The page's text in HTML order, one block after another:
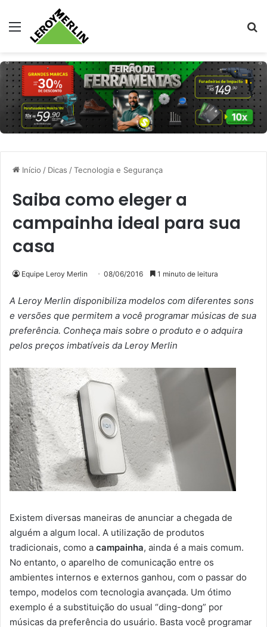
Menu
Início / Dicas /Tecnologia e Segurança
Saiba como eleger a
campainha ideal para sua
casa
Equipe Leroy Merlin 08/06/2016 1 minuto de leitura
A Leroy Merlin disponibiliza modelos com diferentes sons
e versões que permitem a você programar músicas de sua
preferência. Conheça mais sobre o produto e o adquira
pelos preços imbatíveis da Leroy Merlin
Existem diversas maneiras de anunciar a chegada de
alguém a algum local. A utilização de produtos
tradicionais, como a campainha, ainda é a mais comum.
No entanto, o aparelho de comunicação entre os
ambientes internos e externos ganhou, com o passar do
tempo, modelos com tecnologia avançada. Um ótimo
exemplo é a substituição do usual “ding-dong” por
músicas da preferência do usuário. Basta você programar